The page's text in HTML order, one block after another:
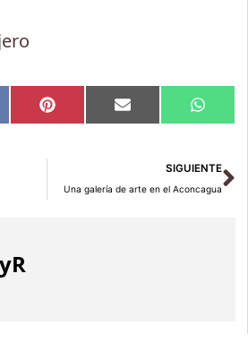
Compartir
en
Pinterest Compartir
en
Email
en
SIGUIENTE
Una galería de arte en el Aconcagua